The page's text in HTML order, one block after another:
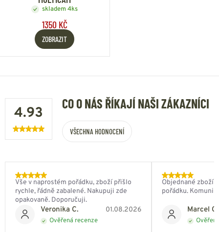
skladem 4ks
1350 KČ
ZOBRAZIT
4.93
CO O NÁS ŘÍKAJÍ NAŠI ZÁKAZNÍCI
VŠECHNA HODNOCENÍ
Veronika C. 01.08.2026
Ověřená recenze
Vše v naprostém pořádku, zboží přišlo
rychle, řádně zabalené. Nakupuji zde
opakovaně. Doporučuji.
Marcel
Objednané zboží
pořádku.